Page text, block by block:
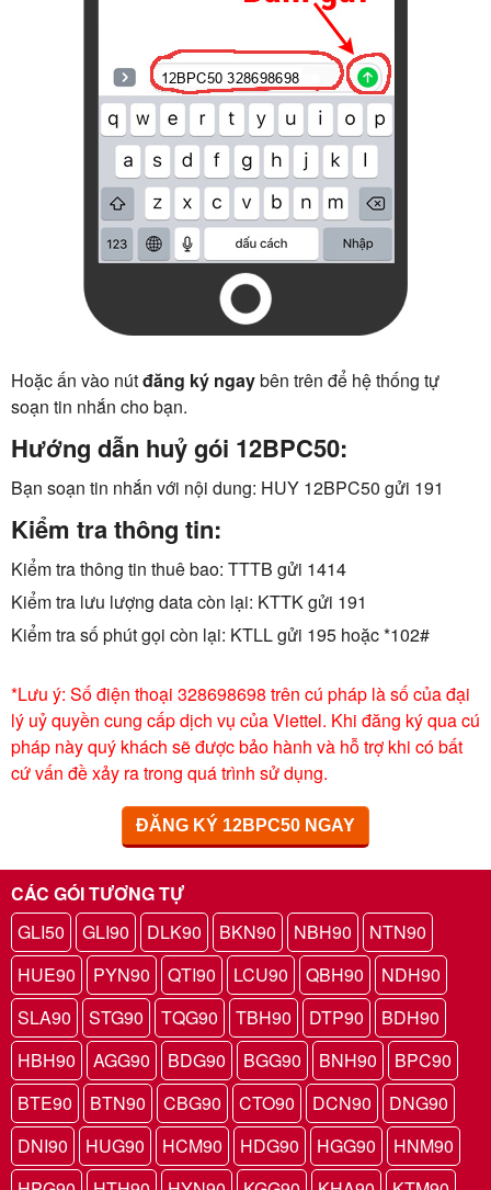
Hoặc ấn vào nútđăng ký ngaybên trên để hệ thống tự
soạn tin nhắn cho bạn.
Hướng dẫn huỷ gói 12BPC50:
Bạn soạn tin nhắn với nội dung: HUY 12BPC50 gửi 191
Kiểm tra thông tin:
Kiểm tra thông tin thuê bao: TTTB gửi 1414
Kiểm tra lưu lượng data còn lại: KTTK gửi 191
Kiểm tra số phút gọi còn lại: KTLL gửi 195 hoặc *102#
*Lưu ý: Số điện thoại 328698698 trên cú pháp là số của đại
lý uỷ quyền cung cấp dịch vụ của Viettel. Khi đăng ký qua cú
pháp này quý khách sẽ được bảo hành và hỗ trợ khi có bất
cứ vấn đề xảy ra trong quá trình sử dụng.
ĐĂNG KÝ 12BPC50 NGAY
CÁC GÓI TƯƠNG TỰ
GLI50
GLI90 DLK90 BKN90 NBH90
NTN90
HUE90
PYN90 QTI90 LCU90 QBH90
NDH90
SLA90
STG90 TQG90 TBH90 DTP90
BDH90
HBH90
AGG90 BDG90 BGG90 BNH90
BPC90
BTE90
BTN90 CBG90 CTO90 DCN90
DNG90
DNI90
HUG90 HCM90 HDG90 HGG90
HNM90